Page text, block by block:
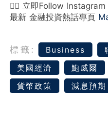
👉🏻 立即Follow Instagram
最新 金融投資熱話專頁
標籤: Business
美國經濟
鮑威爾
貨幣政策
減息預期